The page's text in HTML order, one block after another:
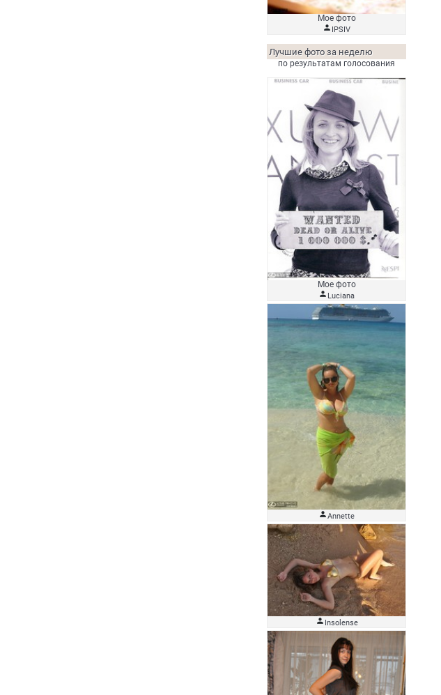
Мое фото
 IPSIV
Лучшие фото за неделю
по результатам голосования
Мое фото
 Luciana
Аnnette
 Insolense